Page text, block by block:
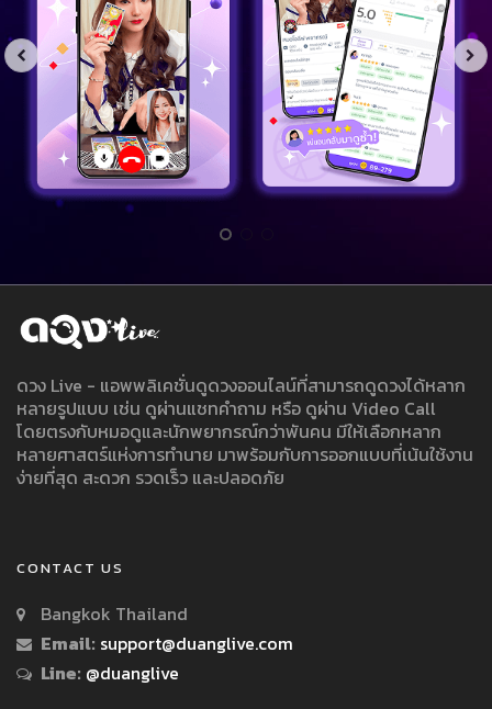
ดวง Live - แอพพลิเคชั่นดูดวงออนไลน์ที่สามารถดูดวงได้หลาก
หลายรูปแบบ เช่น ดูผ่านแชทคำถาม หรือ ดูผ่าน Video Call
โดยตรงกับหมอดูและนักพยากรณ์กว่าพันคน มีให้เลือกหลาก
หลายศาสตร์แห่งการทำนาย มาพร้อมกับการออกแบบที่เน้นใช้งาน
ง่ายที่สุด สะดวก รวดเร็ว และปลอดภัย
CONTACT US
Bangkok Thailand
Email: support@duanglive.com
Line: @duanglive